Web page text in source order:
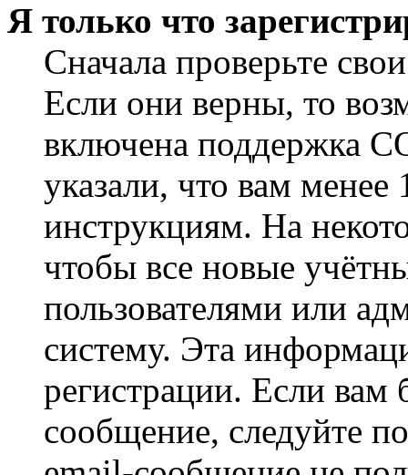
Я только что
Сначала проверьте
Если они верны, то
включена поддержка
указали, что вам
инструкциям. На
чтобы все новые
пользователями или
систему. Эта
регистрации. Если
сообщение, следуйте